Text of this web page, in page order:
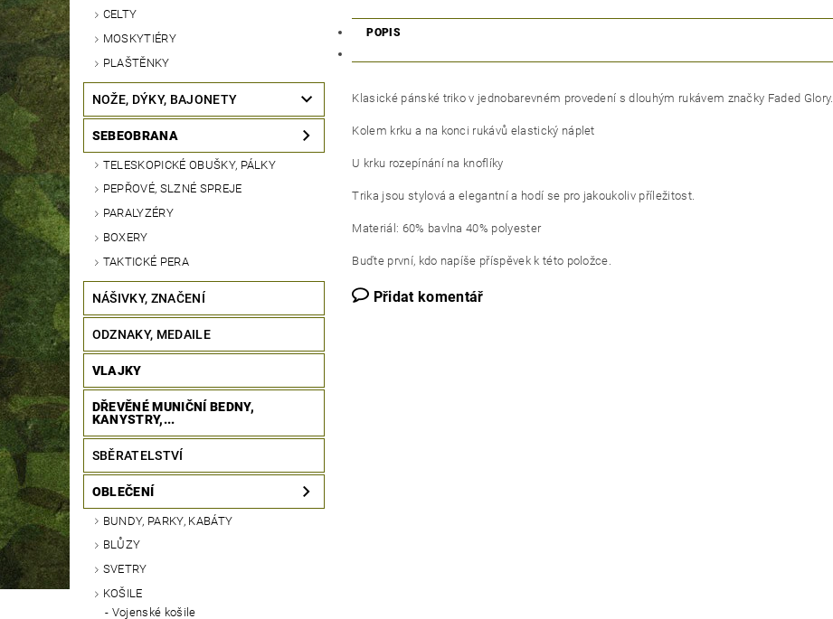
CELTY
MOSKYTIÉRY
PLAŠTĚNKY
NOŽE, DÝKY, BAJONETY
SEBEOBRANA
TELESKOPICKÉ OBUŠKY, PÁLKY
PEPŘOVÉ, SLZNÉ SPREJE
PARALYZÉRY
BOXERY
TAKTICKÉ PERA
NÁŠIVKY, ZNAČENÍ
ODZNAKY, MEDAILE
VLAJKY
DŘEVĚNÉ MUNIČNÍ BEDNY,
KANYSTRY,...
SBĚRATELSTVÍ
OBLEČENÍ
BUNDY, PARKY, KABÁTY
BLŮZY
SVETRY
KOŠILE
Vojenské košile
POPIS
Klasické pánské triko v jednobarevném provedení s dlouhým rukávem značky Faded Glory.
Kolem krku a na konci rukávů elastický náplet
U krku rozepínání na knoflíky
Trika jsou stylová a elegantní a hodí se pro jakoukoliv příležitost.
Materiál: 60% bavlna 40% polyester
Buďte první, kdo napíše příspěvek k této položce.
Přidat komentář